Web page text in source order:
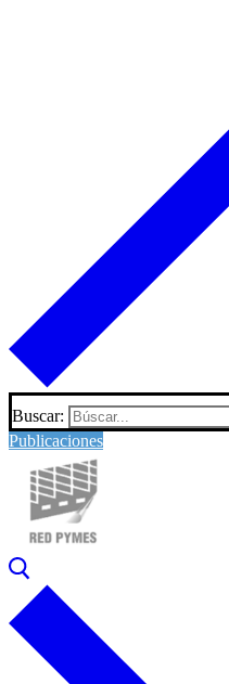
Buscar:
Publicaciones